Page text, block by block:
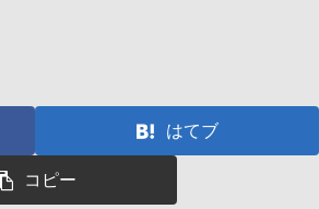
はてブ
コピー